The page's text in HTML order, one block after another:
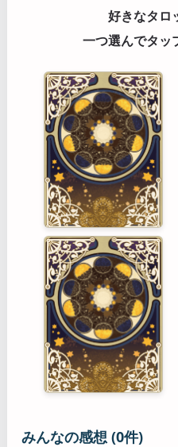
好きなタロ
一つ選んでタッ
みんなの感想 (0件)